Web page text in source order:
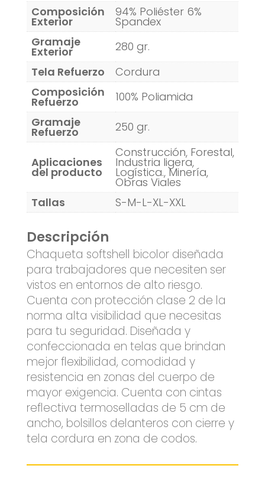
Composición
Exterior
94% Poliéster 6%
Spandex
Gramaje
Exterior
280 gr.
Tela Refuerzo
Cordura
Composición
Refuerzo
100% Poliamida
Gramaje
Refuerzo 250 gr.
Aplicaciones
del producto
Construcción, Forestal,
Industria ligera,
Logística., Minería,
Obras Viales
Tallas
S-M-L-XL-XXL
Descripción
Chaqueta softshell bicolor diseñada
para trabajadores que necesiten ser
vistos en entornos de alto riesgo.
Cuenta con protección clase 2 de la
norma alta visibilidad que necesitas
para tu seguridad. Diseñada y
confeccionada en telas que brindan
mejor flexibilidad, comodidad y
resistencia en zonas del cuerpo de
mayor exigencia. Cuenta con cintas
reflectiva termoselladas de 5 cm de
ancho, bolsillos delanteros con cierre y
tela cordura en zona de codos.